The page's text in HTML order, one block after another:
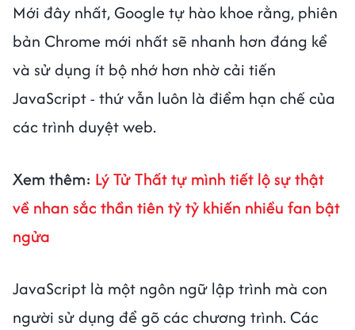
Mới đây nhất, Google tự hào khoe rằng, phiên
bản Chrome mới nhất sẽ nhanh hơn đáng kể
và sử dụng ít bộ nhớ hơn nhờ cải tiến
JavaScript - thứ vẫn luôn là điểm hạn chế của
các trình duyệt web.
Xem thêm: Lý Tử Thất tự mình tiết lộ sự thật
về nhan sắc thần tiên tỷ tỷ khiến nhiều fan bật
ngửa
JavaScript là một ngôn ngữ lập trình mà con
người sử dụng để gõ các chương trình. Các